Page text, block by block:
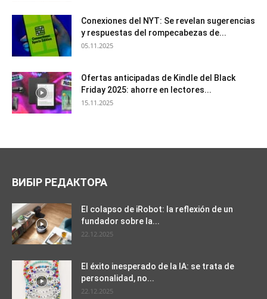
Conexiones del NYT: Se revelan sugerencias
y respuestas del rompecabezas de...
05.11.2025
Ofertas anticipadas de Kindle del Black
Friday 2025: ahorre en lectores...
15.11.2025
ВИБІР РЕДАКТОРА
El colapso de iRobot: la reflexión de un
fundador sobre la...
22.12.2025
El éxito inesperado de la IA: se trata de
personalidad, no...
22.12.2025